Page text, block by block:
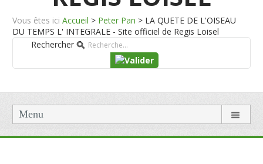
Vous êtes ici Accueil > Peter Pan > LA QUETE DE L'OISEAU
DU TEMPS L' INTEGRALE - Site officiel de Regis Loisel
Rechercher
Menu